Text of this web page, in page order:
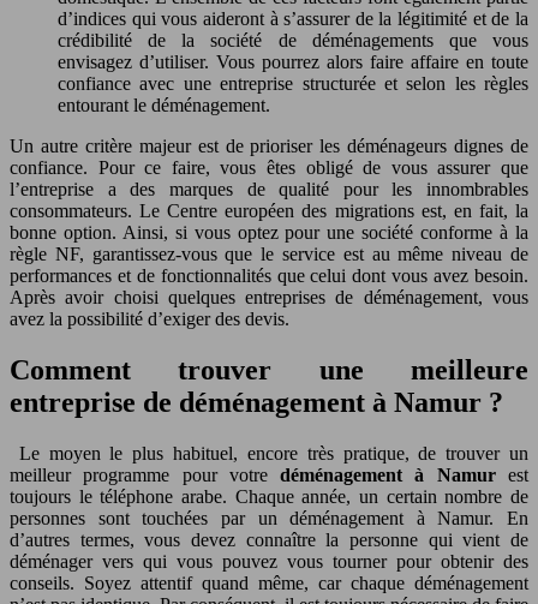
d’indices qui vous aideront à s’assurer de la légitimité et de la
crédibilité de la société de déménagements que vous
envisagez d’utiliser. Vous pourrez alors faire affaire en toute
confiance avec une entreprise structurée et selon les règles
entourant le déménagement.
Un autre critère majeur est de prioriser les déménageurs dignes de
confiance. Pour ce faire, vous êtes obligé de vous assurer que
l’entreprise a des marques de qualité pour les innombrables
consommateurs. Le Centre européen des migrations est, en fait, la
bonne option. Ainsi, si vous optez pour une société conforme à la
règle NF, garantissez-vous que le service est au même niveau de
performances et de fonctionnalités que celui dont vous avez besoin.
Après avoir choisi quelques entreprises de déménagement, vous
avez la possibilité d’exiger des devis.
Comment trouver une meilleure
entreprise de déménagement à Namur ?
Le moyen le plus habituel, encore très pratique, de trouver un
meilleur programme pour votredéménagement à Namurest
toujours le téléphone arabe. Chaque année, un certain nombre de
personnes sont touchées par un déménagement à Namur. En
d’autres termes, vous devez connaître la personne qui vient de
déménager vers qui vous pouvez vous tourner pour obtenir des
conseils. Soyez attentif quand même, car chaque déménagement